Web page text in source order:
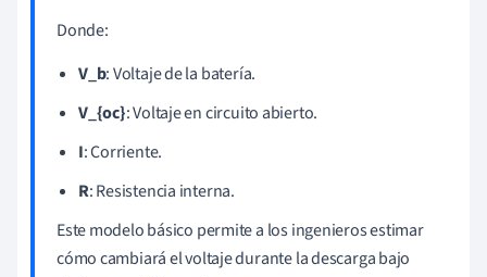
Donde:
V_b: Voltaje de la batería.
V_{oc}: Voltaje en circuito abierto.
I: Corriente.
R: Resistencia interna.
Este modelo básico permite a los ingenieros estimar
cómo cambiará el voltaje durante la descarga bajo